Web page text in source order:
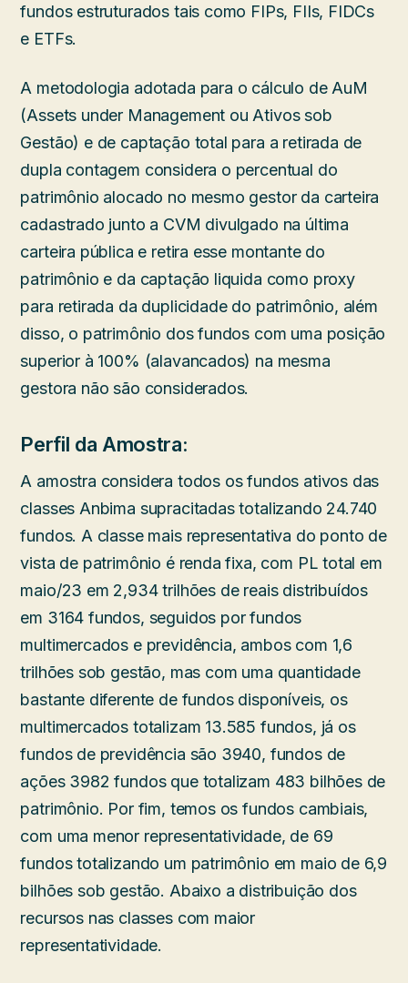
fundos estruturados tais como FIPs, FIIs, FIDCs
e ETFs.
A metodologia adotada para o cálculo de AuM
(Assets under Management ou Ativos sob
Gestão) e de captação total para a retirada de
dupla contagem considera o percentual do
patrimônio alocado no mesmo gestor da carteira
cadastrado junto a CVM divulgado na última
carteira pública e retira esse montante do
patrimônio e da captação liquida como proxy
para retirada da duplicidade do patrimônio, além
disso, o patrimônio dos fundos com uma posição
superior à 100% (alavancados) na mesma
gestora não são considerados.
Perfil da Amostra:
A amostra considera todos os fundos ativos das
classes Anbima supracitadas totalizando 24.740
fundos. A classe mais representativa do ponto de
vista de patrimônio é renda fixa, com PL total em
maio/23 em 2,934 trilhões de reais distribuídos
em 3164 fundos, seguidos por fundos
multimercados e previdência, ambos com 1,6
trilhões sob gestão, mas com uma quantidade
bastante diferente de fundos disponíveis, os
multimercados totalizam 13.585 fundos, já os
fundos de previdência são 3940, fundos de
ações 3982 fundos que totalizam 483 bilhões de
patrimônio. Por fim, temos os fundos cambiais,
com uma menor representatividade, de 69
fundos totalizando um patrimônio em maio de 6,9
bilhões sob gestão. Abaixo a distribuição dos
recursos nas classes com maior
representatividade.